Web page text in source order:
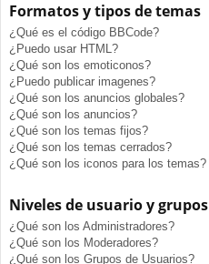
Formatos y tipos de temas
¿Qué es el código BBCode?
¿Puedo usar HTML?
¿Qué son los emoticonos?
¿Puedo publicar imagenes?
¿Qué son los anuncios globales?
¿Qué son los anuncios?
¿Qué son los temas fijos?
¿Qué son los temas cerrados?
¿Qué son los iconos para los temas?
Niveles de usuario y grupos
¿Qué son los Administradores?
¿Qué son los Moderadores?
¿Qué son los Grupos de Usuarios?